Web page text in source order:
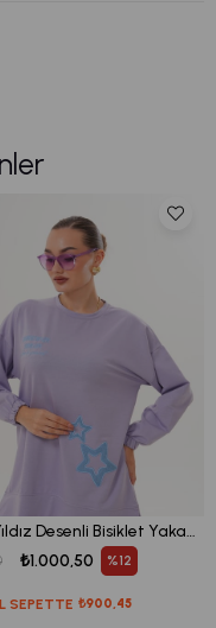
Lila Yıldız Desenli Bisiklet Yaka Kadın Sweatshirt Tunik 711
SEPETTE ₺900,45
₺1.000,50 %12